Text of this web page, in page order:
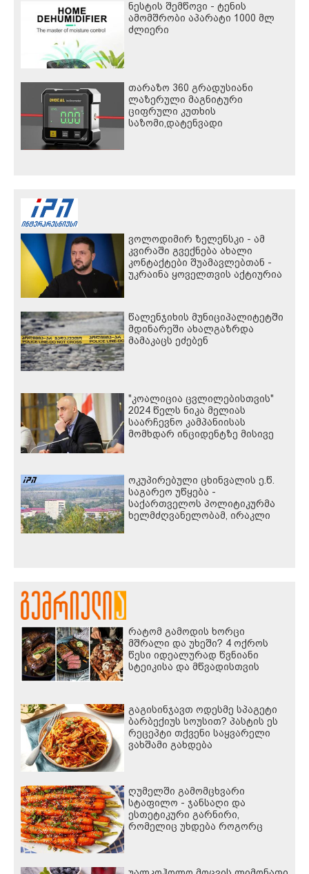
ნესტის შემწოვი - ტენის
ამომშრობი აპარატი 1000 მლ
ძლიერი
თარაზო 360 გრადუსიანი
ლაზერული მაგნიტური
ციფრული კუთხის
საზომი,დატენვადი
ვოლოდიმირ ზელენსკი - ამ
კვირაში გვექნება ახალი
კონტაქტები შუამავლებთან -
უკრაინა ყოველთვის აქტიურია
წალენჯიხის მუნიციპალიტეტში
მდინარეში ახალგაზრდა
მამაკაცს ეძებენ
"კოალიცია ცვლილებისთვის"
2024 წელს ნიკა მელიას
საარჩევნო კამპანიისას
მომხდარ ინციდენტზე მისივე
წაყენებას "აბსურდულს"
უწოდებს
ოკუპირებული ცხინვალის ე.წ.
საგარეო უწყება -
საქართველოს პოლიტიკურმა
ხელმძღვანელობამ, ირაკლი
რატომ გამოდის ხორცი
მშრალი და უხეში? 4 ოქროს
წესი იდეალურად წვნიანი
სტეიკისა და მწვადისთვის
გაგისინჯავთ ოდესმე სპაგეტი
ბარბექიუს სოუსით? პასტის ეს
რეცეპტი თქვენი საყვარელი
ვახშამი გახდება
ღუმელში გამომცხვარი
სტაფილო - ჯანსაღი და
ესთეტიკური გარნირი,
რომელიც უხდება როგორც